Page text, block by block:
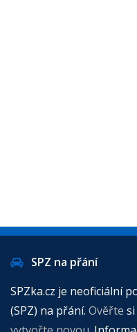
SPZ na přání
SPZka.cz je neoficiální
(SPZ) na přání. Ověřte